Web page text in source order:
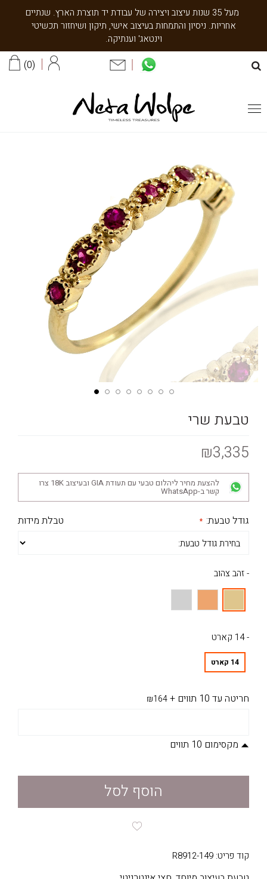
מעל 35 שנות עיצוב ויצירה של עבודת יד תוצרת הארץ. שנתיים
אחריות. ניסיון והתמחות בעיצוב אישי, תיקון ושיחזור תכשיטי
וינטאג' וענתיקה.
0
טבעת שרי
₪3,335
להצעת מחיר ליהלום טבעי עם תעודת GIA ובעיצוב 18K צרו
קשר ב-WhatsApp
טבלת מידות גודל טבעת:
- זהב צהוב
- 14 קארט
14 קארט
חריטה עד 10 תווים +
₪164
מקסימום 10 תווים
הוסף לסל
קוד פריט: R8912-149